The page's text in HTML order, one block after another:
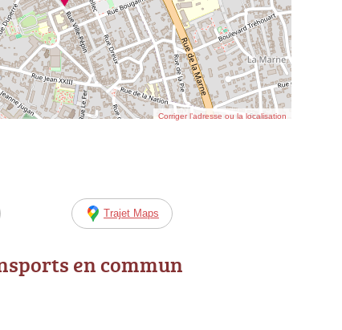
Corriger l’adresse ou la localisation
Trajet Maps
en commun